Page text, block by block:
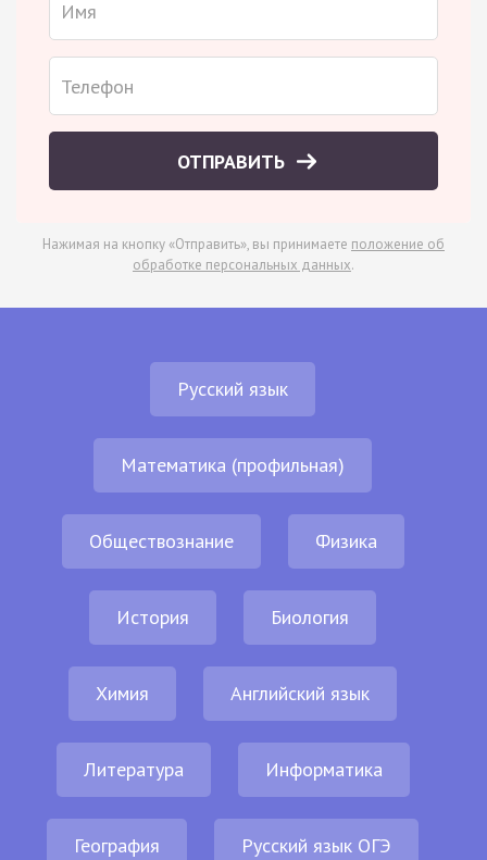
ОТПРАВИТЬ
Нажимая на кнопку «Отправить», вы принимаете положение об
обработке персональных данных.
Русский язык
Математика (профильная)
Обществознание Физика
История Биология
Химия Английский язык
Литература Информатика
География Русский язык ОГЭ